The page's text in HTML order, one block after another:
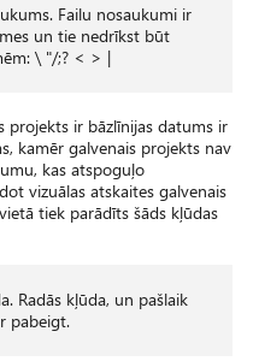
Failu nosaukumi ir
un tie nedrīkst būt
\ "/;? < > |
projekts ir bāzlīnijas datums ir
kamēr galvenais projekts nav
kas atspoguļo
vizuālas atskaites galvenais
tiek parādīts šāds kļūdas
Radās kļūda, un pašlaik
pabeigt.